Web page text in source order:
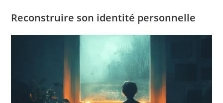
Reconstruire son identité personnelle